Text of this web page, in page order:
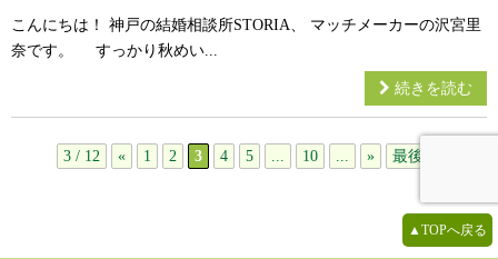
こんにちは！ 神戸の結婚相談所STORIA、 マッチメーカーの沢宮里
奈です。 すっかり秋めい...
続きを読む
3 / 12 « 1 2 3 4 5 ... 10 ... » 最後 »
▲TOPへ戻る